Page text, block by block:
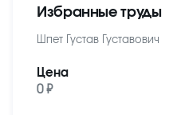
Избранные труды
Шпет Густав Густавович
Цена
0 ₽